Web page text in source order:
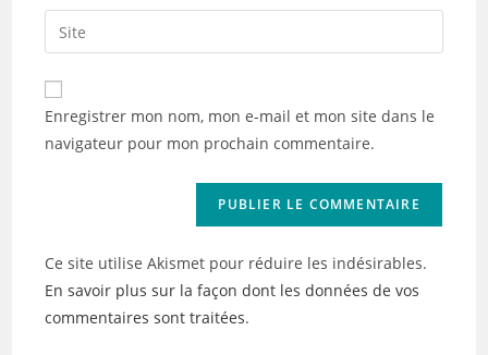
comment
email
address
comment
Saisir
l’URL
de
votre
(facultatif)
Enregistrer mon nom, mon e-mail et mon site dans le
navigateur pour mon prochain commentaire.
Ce site utilise Akismet pour réduire les indésirables.
En savoir plus sur la façon dont les données de vos
commentaires sont traitées.